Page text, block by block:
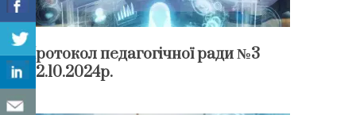
Протокол педагогічної ради №3
,22.10.2024р.